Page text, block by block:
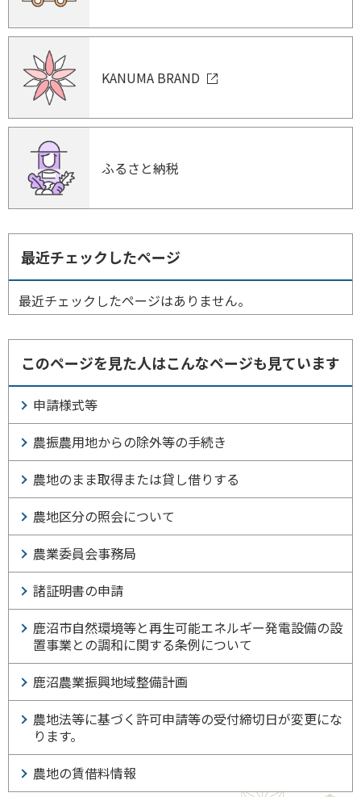
KANUMA BRAND
ふるさと納税
最近チェックしたページ
最近チェックしたページはありません。
このページを見た人はこんなページも見ています
申請様式等
農振農用地からの除外等の手続き
農地のまま取得または貸し借りする
農地区分の照会について
農業委員会事務局
諸証明書の申請
鹿沼市自然環境等と再生可能エネルギー発電設備の設
置事業との調和に関する条例について
鹿沼農業振興地域整備計画
農地法等に基づく許可申請等の受付締切日が変更にな
ります。
農地の賃借料情報